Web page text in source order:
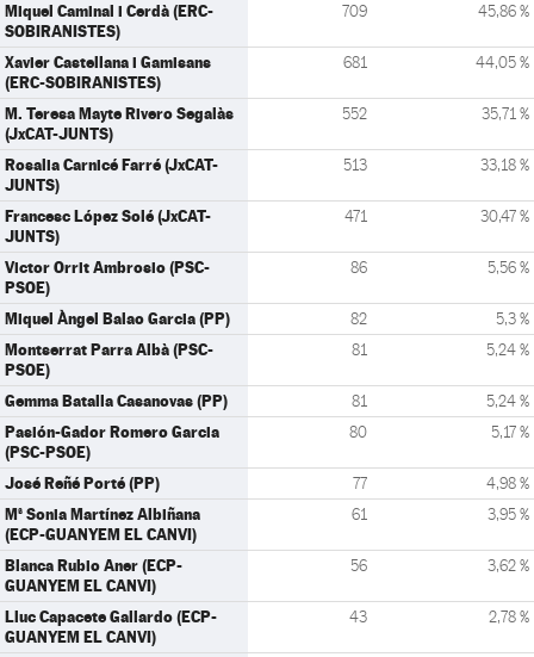
Miquel Caminal i Cerdà (ERC-
SOBIRANISTES)
709 45,86 %
Xavier Castellana i Gamisans
(ERC-SOBIRANISTES)
681 44,05 %
M. Teresa Mayte Rivero Segalàs
(JxCAT-JUNTS)
552 35,71 %
Rosalia Carnicé Farré (JxCAT-
JUNTS)
513 33,18 %
Francesc López Solé (JxCAT-
JUNTS)
471 30,47 %
Victor Orrit Ambrosio (PSC-
PSOE)
86 5,56 %
Miquel Àngel Balao Garcia (PP) 82 5,3 %
Montserrat Parra Albà (PSC-
PSOE)
81 5,24 %
Gemma Batalla Casanovas (PP) 81 5,24 %
Pasión-Gador Romero Garcia
(PSC-PSOE)
80 5,17 %
José Reñé Porté (PP) 77 4,98 %
Mª Sonia Martínez Albiñana
(ECP-GUANYEM EL CANVI)
61 3,95 %
Blanca Rubio Aner (ECP-
GUANYEM EL CANVI)
56 3,62 %
Lluc Capacete Gallardo (ECP-
GUANYEM EL CANVI)
43 2,78 %